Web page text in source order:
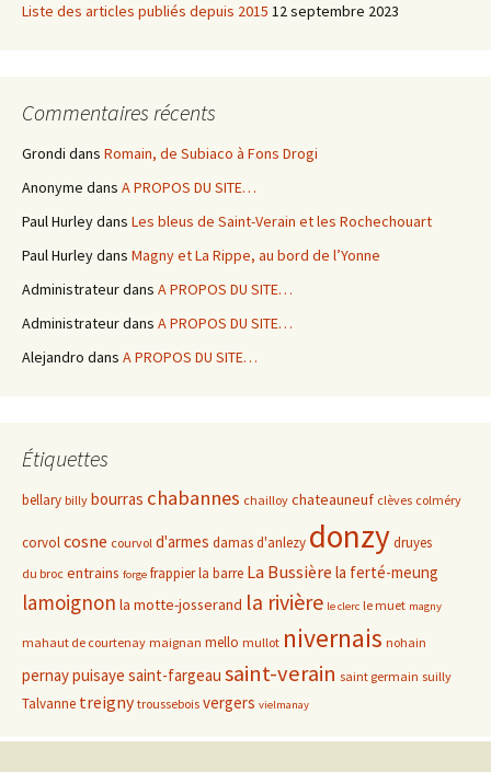
Liste des articles publiés depuis 2015 12 septembre 2023
Commentaires récents
Grondi dans Romain, de Subiaco à Fons Drogi
Anonyme dans A PROPOS DU SITE…
Paul Hurleydans Les bleus de Saint-Verain et les Rochechouart
Paul Hurleydans Magny et La Rippe, au bord de l’Yonne
Administrateurdans A PROPOS DU SITE…
Administrateurdans A PROPOS DU SITE…
Alejandro dans A PROPOS DU SITE…
Étiquettes
bellary billy bourras chabannes chailloy chateauneuf clèves colméry
corvolcosne courvol d'armes damas d'anlezy donzydruyes
du broc entrains forge frappierla barre La Bussière la ferté-meung
lamoignon la motte-josserand la rivière le clerc le muet magny
mahaut de courtenay maignan mello mullot nivernais nohain
pernaypuisaye saint-fargeau saint-verain saint germain suilly
Talvanne treigny troussebois vergers vielmanay